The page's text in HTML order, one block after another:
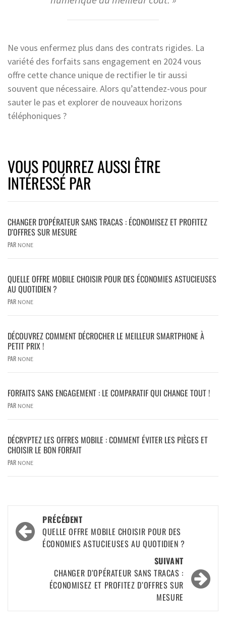
Ne vous enfermez plus dans des contrats rigides. La
variété des forfaits sans engagement en 2024 vous
offre cette chance unique de rectifier le tir aussi
souvent que nécessaire. Alors qu’attendez-vous pour
sauter le pas et explorer de nouveaux horizons
téléphoniques ?
VOUS POURREZ AUSSI ÊTRE
INTÉRESSÉ PAR
CHANGER D’OPÉRATEUR SANS TRACAS : ÉCONOMISEZ ET PROFITEZ
D’OFFRES SUR MESURE
PAR NONE
QUELLE OFFRE MOBILE CHOISIR POUR DES ÉCONOMIES ASTUCIEUSES
AU QUOTIDIEN ?
PAR NONE
DÉCOUVREZ COMMENT DÉCROCHER LE MEILLEUR SMARTPHONE À
PETIT PRIX !
PAR NONE
FORFAITS SANS ENGAGEMENT : LE COMPARATIF QUI CHANGE TOUT !
PAR NONE
DÉCRYPTEZ LES OFFRES MOBILE : COMMENT ÉVITER LES PIÈGES ET
CHOISIR LE BON FORFAIT
PAR NONE
PRÉCÉDENT
QUELLE OFFRE MOBILE CHOISIR POUR DES
ÉCONOMIES ASTUCIEUSES AU QUOTIDIEN ?
SUIVANT
CHANGER D’OPÉRATEUR SANS TRACAS :
ÉCONOMISEZ ET PROFITEZ D’OFFRES SUR
MESURE